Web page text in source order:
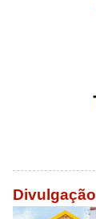
Divulgação